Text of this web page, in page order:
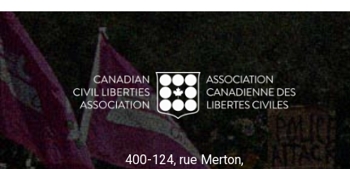
400-124, rue Merton,